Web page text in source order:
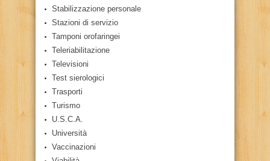
Stabilizzazione personale
Stazioni di servizio
Tamponi orofaringei
Teleriabilitazione
Televisioni
Test sierologici
Trasporti
Turismo
U.S.C.A.
Università
Vaccinazioni